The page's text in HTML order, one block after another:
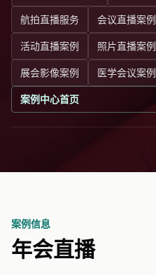
航拍直播服务
会议直播案例
活动直播案例
照片直播案例
展会影像案例
医学会议案例
案例中心首页
案例信息
年会直播